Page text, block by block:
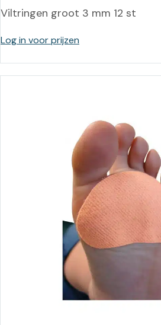
Viltringen groot 3 mm 12 st
Log in voor prijzen